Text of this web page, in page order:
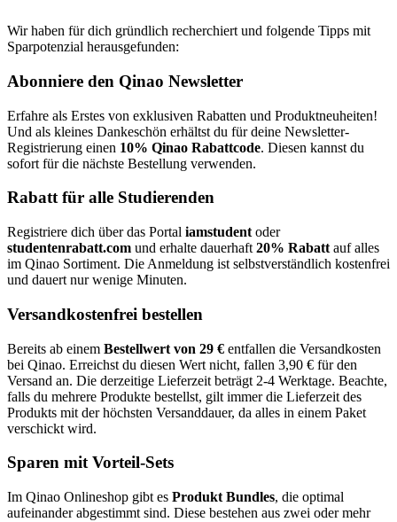
Wir haben für dich gründlich recherchiert und folgende Tipps mit
Sparpotenzial herausgefunden:
Abonniere den Qinao Newsletter
Erfahre als Erstes von exklusiven Rabatten und Produktneuheiten!
Und als kleines Dankeschön erhältst du für deine Newsletter-
Registrierung einen 10% Qinao Rabattcode. Diesen kannst du
sofort für die nächste Bestellung verwenden.
Rabatt für alle Studierenden
Registriere dich über das Portal iamstudent oder
studentenrabatt.com und erhalte dauerhaft 20% Rabatt auf alles
im Qinao Sortiment. Die Anmeldung ist selbstverständlich kostenfrei
und dauert nur wenige Minuten.
Versandkostenfrei bestellen
Bereits ab einem Bestellwert von 29 € entfallen die Versandkosten
bei Qinao. Erreichst du diesen Wert nicht, fallen 3,90 € für den
Versand an. Die derzeitige Lieferzeit beträgt 2-4 Werktage. Beachte,
falls du mehrere Produkte bestellst, gilt immer die Lieferzeit des
Produkts mit der höchsten Versanddauer, da alles in einem Paket
verschickt wird.
Sparen mit Vorteil-Sets
Im Qinao Onlineshop gibt es Produkt Bundles, die optimal
aufeinander abgestimmt sind. Diese bestehen aus zwei oder mehr